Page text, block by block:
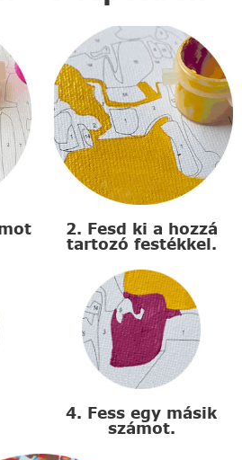
2. Fesd ki a hozzá
tartozó festékkel.
4. Fess egy másik
számot.